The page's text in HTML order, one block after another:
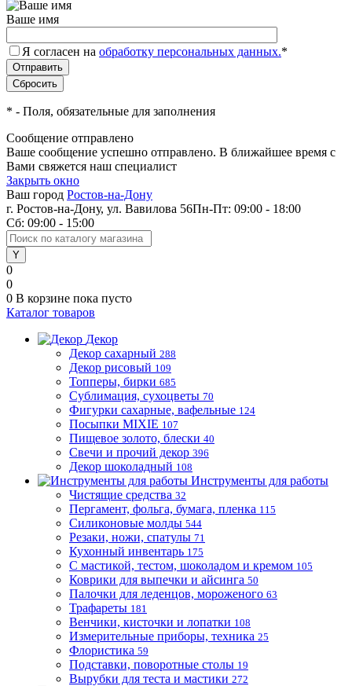
Ваше имя
Я согласен на обработку персональных данных.*
* - Поля, обязательные для заполнения
Сообщение отправлено
Ваше сообщение успешно отправлено. В ближайшее время с
Вами свяжется наш специалист
Закрыть окно
Ваш город Ростов-на-Дону
г. Ростов-на-Дону, ул. Вавилова 56Пн-Пт: 09:00 - 18:00
Сб: 09:00 - 15:00
0
0
0 В корзине пока пусто
Каталог товаров
Декор
Декор сахарный 288
Декор рисовый 109
Топперы, бирки 685
Сублимация, сухоцветы 70
Фигурки сахарные, вафельные 124
Посыпки MIXIE 107
Пищевое золото, блески 40
Свечи и прочий декор 396
Декор шоколадный 108
Инструменты для работы
Чистящие средства 32
Пергамент, фольга, бумага, пленка 115
Силиконовые молды 544
Резаки, ножи, спатулы 71
Кухонный инвентарь 175
С мастикой, тестом, шоколадом и кремом 105
Коврики для выпечки и айсинга 50
Палочки для леденцов, мороженого 63
Трафареты 181
Венчики, кисточки и лопатки 108
Измерительные приборы, техника 25
Флористика 59
Подставки, поворотные столы 19
Вырубки для теста и мастики 272